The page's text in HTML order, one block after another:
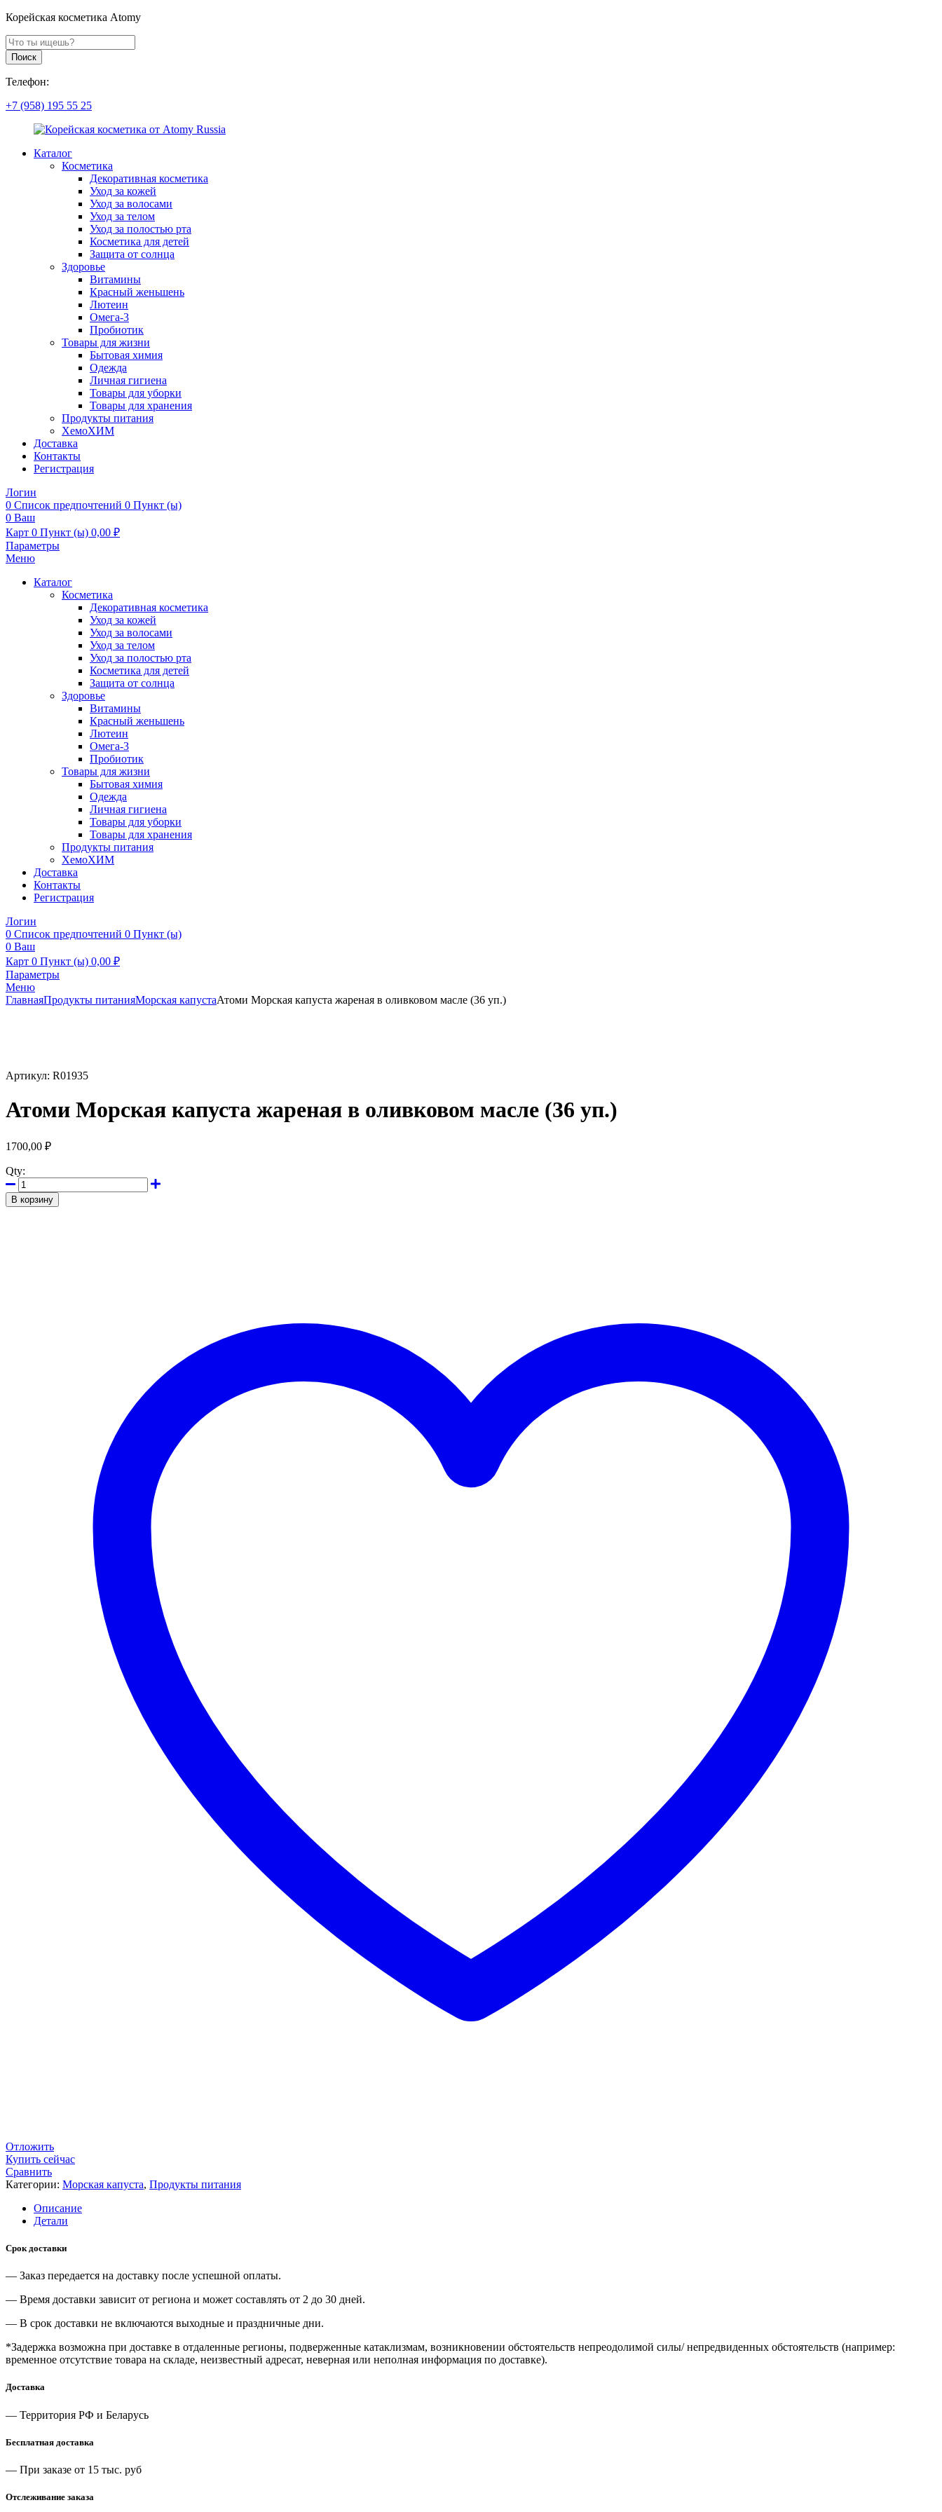
Корейская косметика Atomy
Поиск
продуктов
Поиск
Телефон:
+7 (958) 195 55 25
Каталог
Косметика
Декоративная косметика
Уход за кожей
Уход за волосами
Уход за телом
Уход за полостью рта
Косметика для детей
Защита от солнца
Здоровье
Витамины
Красный женьшень
Лютеин
Омега-3
Пробиотик
Товары для жизни
Бытовая химия
Одежда
Личная гигиена
Товары для уборки
Товары для хранения
Продукты питания
ХемоХИМ
Доставка
Контакты
Регистрация
Логин
0 Список предпочтений 0 Пункт (ы)
0 Ваш
Карт 0 Пункт (ы) 0,00 ₽
Параметры
Меню
Каталог
Косметика
Декоративная косметика
Уход за кожей
Уход за волосами
Уход за телом
Уход за полостью рта
Косметика для детей
Защита от солнца
Здоровье
Витамины
Красный женьшень
Лютеин
Омега-3
Пробиотик
Товары для жизни
Бытовая химия
Одежда
Личная гигиена
Товары для уборки
Товары для хранения
Продукты питания
ХемоХИМ
Доставка
Контакты
Регистрация
Логин
0 Список предпочтений 0 Пункт (ы)
0 Ваш
Карт 0 Пункт (ы) 0,00 ₽
Параметры
Меню
ГлавнаяПродукты питанияМорская капустаАтоми Морская капуста жареная в оливковом масле (36 уп.)
Артикул: R01935
Атоми Морская капуста жареная в оливковом масле (36 уп.)
1700,00 ₽
Qty:
В корзину
Отложить
Купить сейчас
Сравнить
Категории: Морская капуста, Продукты питания
Описание
Детали
Срок доставки
— Заказ передается на доставку после успешной оплаты.
— Время доставки зависит от региона и может составлять от 2 до 30 дней.
— В срок доставки не включаются выходные и праздничные дни.
*Задержка возможна при доставке в отдаленные регионы, подверженные катаклизмам, возникновении обстоятельств непреодолимой силы/ непредвиденных обстоятельств (например:
временное отсутствие товара на складе, неизвестный адресат, неверная или неполная информация по доставке).
Доставка
— Территория РФ и Беларусь
Бесплатная доставка
— При заказе от 15 тыс. руб
Отслеживание заказа